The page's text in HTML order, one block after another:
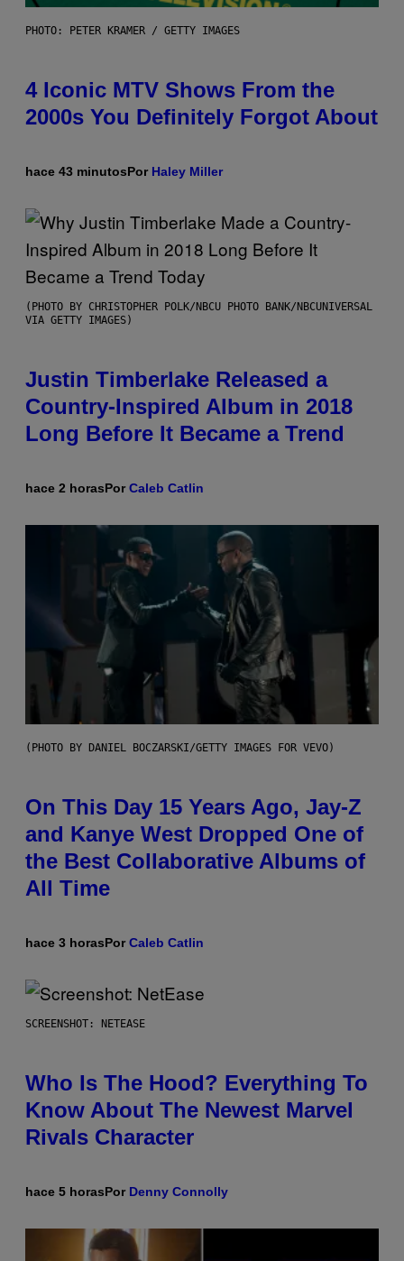
PHOTO: PETER KRAMER / GETTY IMAGES
4 Iconic MTV Shows From the
2000s You Definitely Forgot About
hace 43 minutosPor Haley Miller
(PHOTO BY CHRISTOPHER POLK/NBCU PHOTO BANK/NBCUNIVERSAL
VIA GETTY IMAGES)
Justin Timberlake Released a
Country-Inspired Album in 2018
Long Before It Became a Trend
hace 2 horasPorCaleb Catlin
(PHOTO BY DANIEL BOCZARSKI/GETTY IMAGES FOR VEVO)
On This Day 15 Years Ago, Jay-Z
and Kanye West Dropped One of
the Best Collaborative Albums of
All Time
hace 3 horasPorCaleb Catlin
SCREENSHOT: NETEASE
Who Is The Hood? Everything To
Know About The Newest Marvel
Rivals Character
hace 5 horasPor Denny Connolly